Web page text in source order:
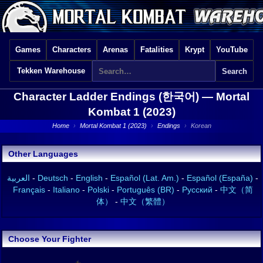
Games Characters Arenas Fatalities Krypt YouTube
Tekken Warehouse
Character Ladder Endings (한국어) — Mortal
Kombat 1 (2023)
Home › Mortal Kombat 1 (2023) › Endings › Korean
Other Languages
العربية - Deutsch - English - Español (Lat. Am.) - Español (España) -
Français- Italiano- Polski- Português (BR) - Русский - 中文（简
体）
- 中文（繁體）
Choose Your Fighter